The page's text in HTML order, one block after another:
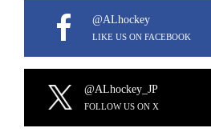
@ALhockey
LIKE US ON FACEBOOK
@ALhockey_JP
FOLLOW US ON X